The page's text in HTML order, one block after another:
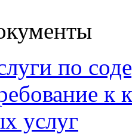
по
к
услуг